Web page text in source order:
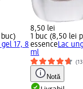
17, 8
8,50 lei
1 buc (8,50 lei
essenceLac
ml
Notă